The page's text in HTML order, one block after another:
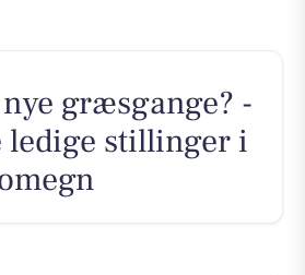
græsgange? -
ledige stillinger i